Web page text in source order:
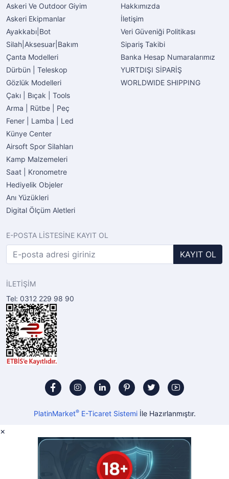
Askeri Ve Outdoor Giyim
Askeri Ekipmanlar
Ayakkabı|Bot
Silah|Aksesuar|Bakım
Çanta Modelleri
Dürbün | Teleskop
Gözlük Modelleri
Çakı | Bıçak | Tools
Arma | Rütbe | Peç
Fener | Lamba | Led
Künye Center
Airsoft Spor Silahları
Kamp Malzemeleri
Saat | Kronometre
Hediyelik Objeler
Anı Yüzükleri
Digital Ölçüm Aletleri
Hakkımızda
İletişim
Veri Güveniği Politikası
Sipariş Takibi
Banka Hesap Numaralarımız
YURTDIŞI SİPARİŞ
WORLDWIDE SHIPPING
E-POSTA LİSTESİNE KAYIT OL
KAYIT OL
İLETİŞİM
Tel: 0312 229 98 90
PlatinMarket®E-Ticaret Sistemiİle Hazırlanmıştır.
×